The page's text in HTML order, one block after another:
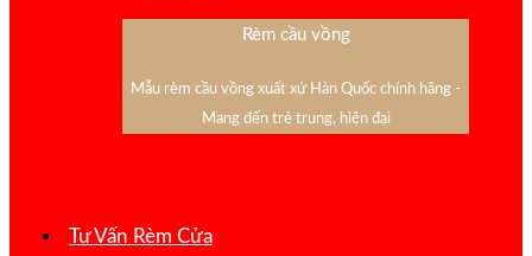
Rèm cầu vồng
Mẫu rèm cầu vồng xuất xứ Hàn Quốc chính hãng -
Mang đến trẻ trung, hiện đại
Tư Vấn Rèm Cửa